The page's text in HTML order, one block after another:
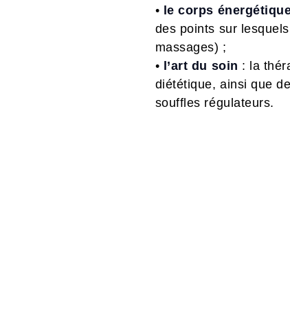
• le corps
des points sur
massages) ;
• l’art du soin : la
diététique, ainsi que
souffles régulateurs.